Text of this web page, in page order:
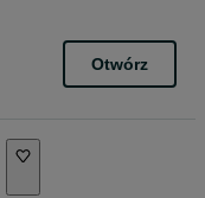
Otwórz